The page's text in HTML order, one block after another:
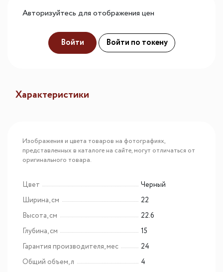
Авторизуйтесь для отображения цен
Войти Войти по токену
Характеристики
Изображения и цвета товаров на фотографиях,
представленных в каталоге на сайте, могут отличаться от
оригинального товара.
Цвет
Черный
Ширина, см
22
Высота, см
22.6
Глубина, см
15
Гарантия производителя, мес
24
Общий объем, л
4